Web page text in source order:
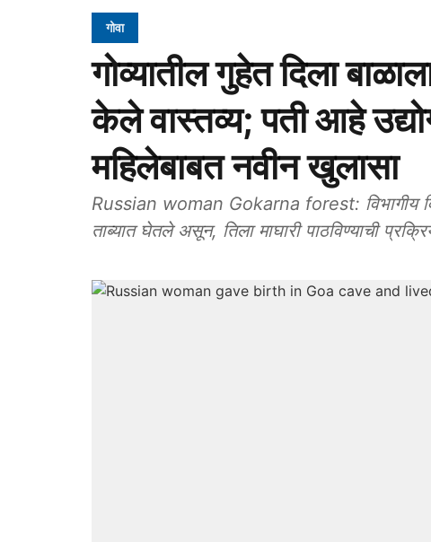
गोवा
गोव्यातील गुहेत दिला
केले वास्तव्य; पती आहे
महिलेबाबत नवीन खुलासा
Russian woman Gokarna forest: विभागीय
ताब्यात घेतले असून, तिला माघारी पाठविण्याची